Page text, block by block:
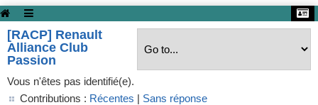
[RACP] Renault
Alliance Club
Passion
Vous n'êtes pas identifié(e).
Contributions : Récentes | Sans réponse